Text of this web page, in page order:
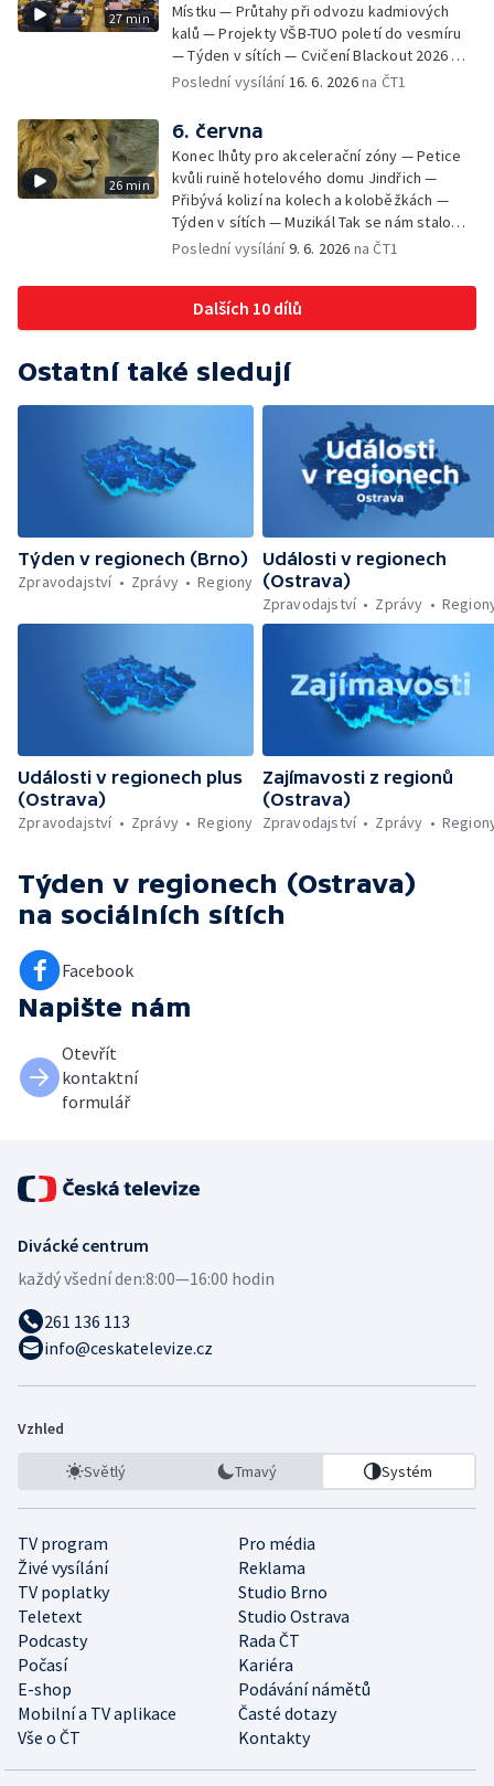
27 min
Místku — Průtahy při odvozu kadmiových
kalů — Projekty VŠB-TUO poletí do vesmíru
— Týden v sítích — Cvičení Blackout 2026 —
Budeme sledovat
Poslední vysílání16. 6. 2026na ČT1
26 min
6. června
Konec lhůty pro akcelerační zóny — Petice
kvůli ruině hotelového domu Jindřich —
Přibývá kolizí na kolech a koloběžkách —
Týden v sítích — Muzikál Tak se nám stalo
končí — Pěchotní srub otevřen pro
Poslední vysílání9. 6. 2026 na ČT1
Dalších 10 dílů
Ostatní také sledují
Týden v regionech (Brno)
Zpravodajství
Zprávy Regiony
Události v regionech
(Ostrava)
Zpravodajství
Zprávy
Události v regionech plus
(Ostrava)
Zpravodajství
Zprávy Regiony
Zajímavosti z regionů
(Ostrava)
Zpravodajství
Zprávy
Týden v regionech (Ostrava)
na sociálních sítích
Facebook
Napište nám
Otevřít
kontaktní
formulář
Divácké centrum
každý všední den:8:00—16:00 hodin
261 136 113
info@ceskatelevize.cz
Vzhled
Světlý Tmavý Systém
TV program
Pro média
Živé vysílání
Reklama
TV poplatky
Studio Brno
Teletext
Studio Ostrava
Podcasty
Rada ČT
Počasí
Kariéra
E-shop
Podávání námětů
Mobilní a TV aplikace
Časté dotazy
Vše o ČT
Kontakty